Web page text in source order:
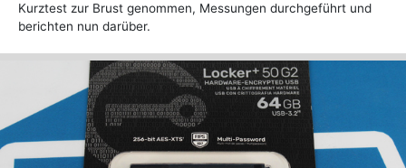
Kurztest zur Brust genommen, Messungen durchgeführt und
berichten nun darüber.